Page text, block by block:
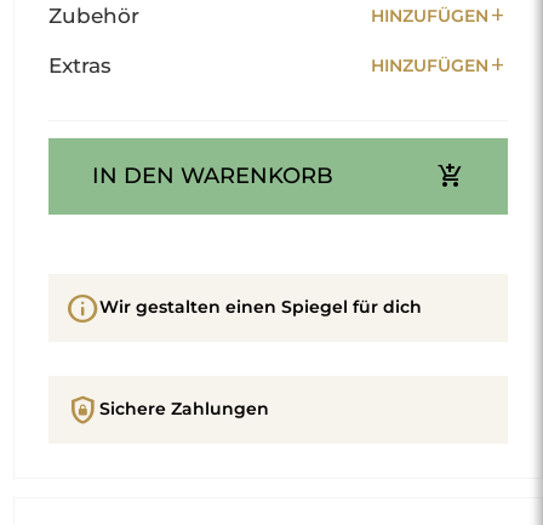
Zubehör HINZUFÜGEN add
Extras HINZUFÜGEN add
IN DEN WARENKORB add_shopping_cart
infoWir gestalten einen Spiegel für dich
shield_lock Sichere Zahlungen